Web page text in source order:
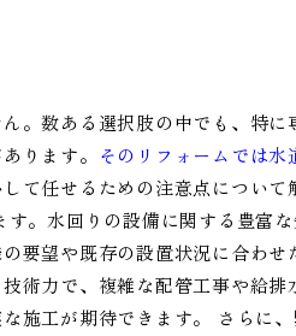
。数ある選択肢の中でも、特に
ります。 そのリフォームでは水
て任せるための注意点について
。水回りの設備に関する豊富な
要望や既存の設置状況に合わせ
術力で、複雑な配管工事や給排
施工が期待できます。 さらに